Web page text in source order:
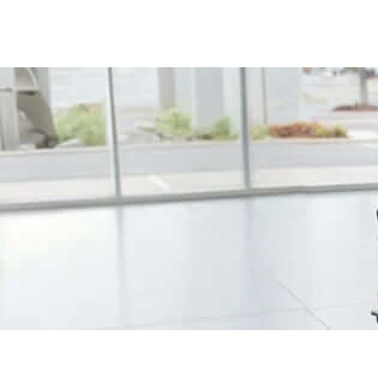
/fragments/plp-details